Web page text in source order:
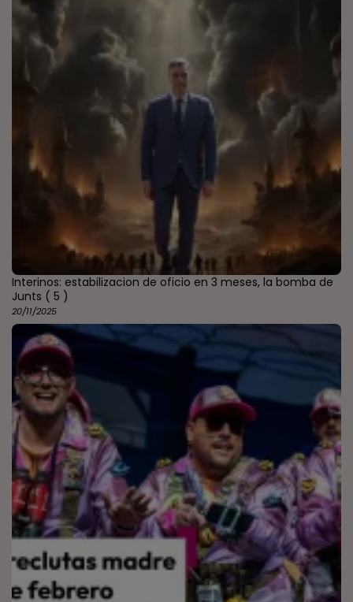
Interinos: estabilizacion de oficio en 3 meses, la bomba de
Junts ( 5 )
20/11/2025